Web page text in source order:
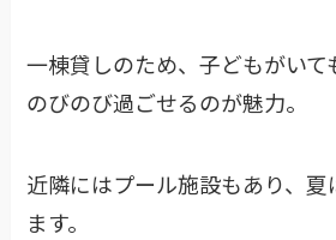
一棟貸しのため、子どもがい
のびのび過ごせるのが魅力。
近隣にはプール施設もあり、
ます。